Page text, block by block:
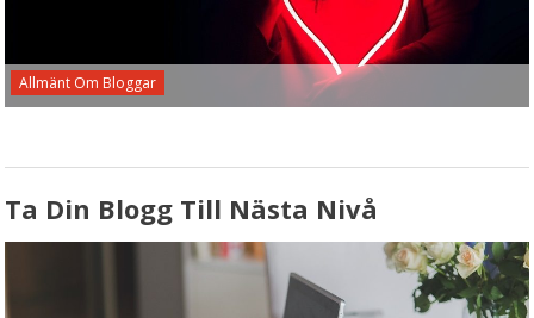
Allmänt Om Bloggar
Ta Din Blogg Till Nästa Nivå